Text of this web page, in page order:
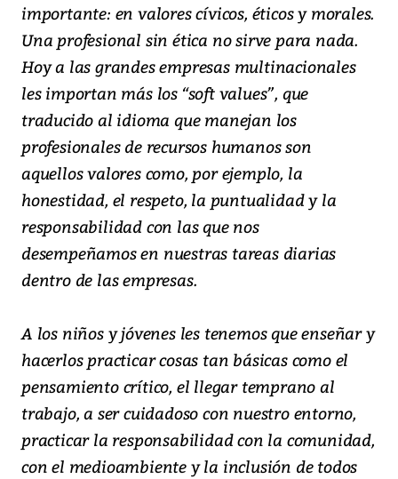
importante: en valores cívicos, éticos y morales.
Una profesional sin ética no sirve para nada.
Hoy a las grandes empresas multinacionales
les importan más los “soft values”, que
traducido al idioma que manejan los
profesionales de recursos humanos son
aquellos valores como, por ejemplo, la
honestidad, el respeto, la puntualidad y la
responsabilidad con las que nos
desempeñamos en nuestras tareas diarias
dentro de las empresas.
A los niños y jóvenes les tenemos que enseñar y
hacerlos practicar cosas tan básicas como el
pensamiento crítico, el llegar temprano al
trabajo, a ser cuidadoso con nuestro entorno,
practicar la responsabilidad con la comunidad,
con el medioambiente y la inclusión de todos